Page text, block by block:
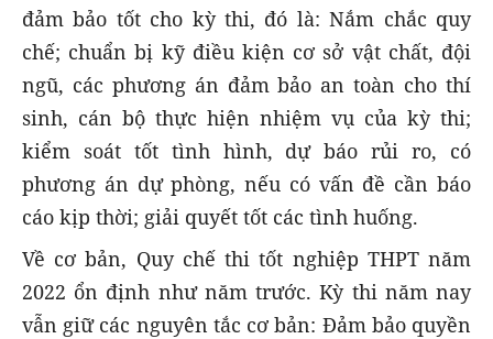
đảm bảo tốt cho kỳ thi, đó là: Nắm chắc quy
chế; chuẩn bị kỹ điều kiện cơ sở vật chất, đội
ngũ, các phương án đảm bảo an toàn cho thí
sinh, cán bộ thực hiện nhiệm vụ của kỳ thi;
kiểm soát tốt tình hình, dự báo rủi ro, có
phương án dự phòng, nếu có vấn đề cần báo
cáo kịp thời; giải quyết tốt các tình huống.
Về cơ bản, Quy chế thi tốt nghiệp THPT năm
2022 ổn định như năm trước. Kỳ thi năm nay
vẫn giữ các nguyên tắc cơ bản: Đảm bảo quyền